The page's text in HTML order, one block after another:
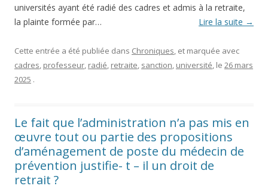
universités ayant été radié des cadres et admis à la retraite,
la plainte formée par…
Lire la suite →
Cette entrée a été publiée dans Chroniques, et marquée avec
cadres, professeur, radié, retraite, sanction, université, le 26 mars
2025 .
Le fait que l’administration n’a pas mis en
œuvre tout ou partie des propositions
d’aménagement de poste du médecin de
prévention justifie- t – il un droit de
retrait ?